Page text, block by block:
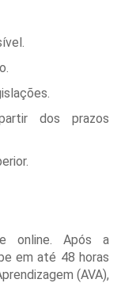
dos prazos
online. Após a
em até 48 horas
(AVA),